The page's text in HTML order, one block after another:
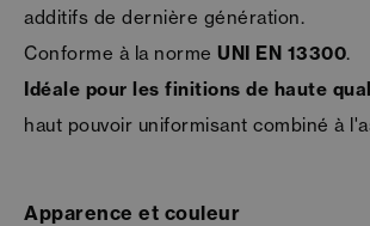
additifs de dernière génération.
Conforme à la norme UNI EN 13300.
Idéale pour les finitions de haute
haut pouvoir uniformisant combiné à
Apparence et couleur